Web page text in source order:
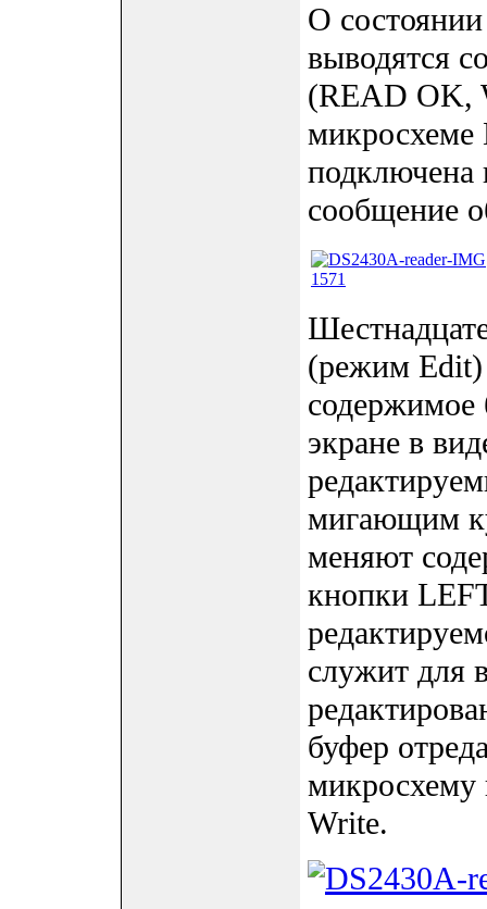
О
выводятся
(READ OK,
микросхеме
подключена
сообщение
(режим Edit)
содержимое
экране в
мигающим
меняют
кнопки
служит для
буфер
микросхему
Write.